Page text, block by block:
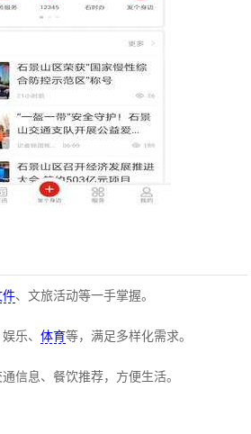
件、文旅活动等一手掌握。
娱乐、体育等，满足多样化需求。
信息、餐饮推荐，方便生活。